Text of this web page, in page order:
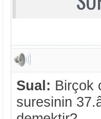
Sual: Birçok
suresinin